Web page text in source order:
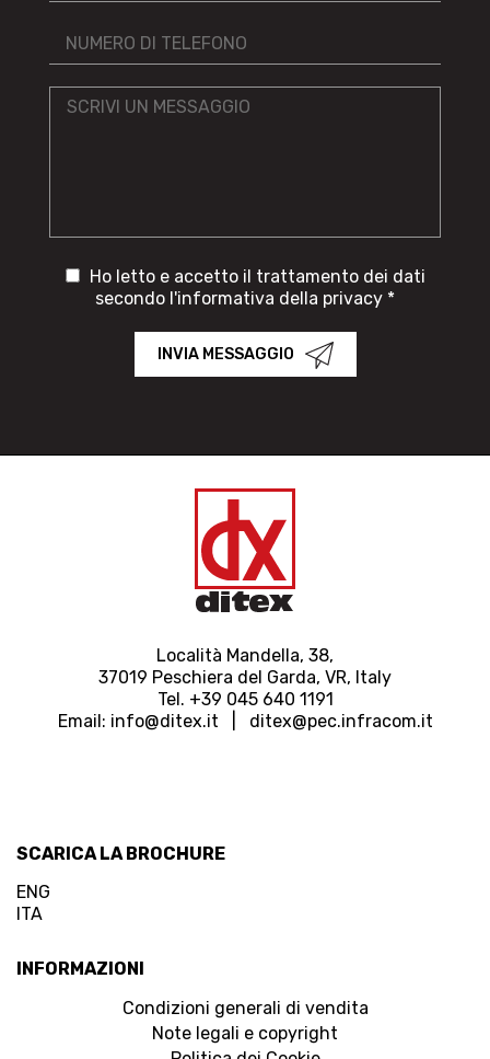
Ho letto e accetto il trattamento dei dati
secondo l'informativa della privacy *
INVIA MESSAGGIO
Località Mandella, 38,
37019 Peschiera del Garda, VR, Italy
Tel. +39 045 640 1191
Email: info@ditex.it | ditex@pec.infracom.it
SCARICA LA BROCHURE
ENG
ITA
INFORMAZIONI
Condizioni generali di vendita
Note legali e copyright